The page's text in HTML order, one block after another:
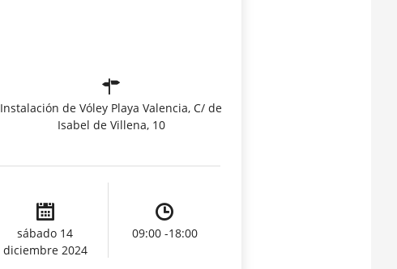
Instalación de Vóley Playa Valencia, C/ de
Isabel de Villena, 10
sábado 14
diciembre 2024
09:00 -18:00